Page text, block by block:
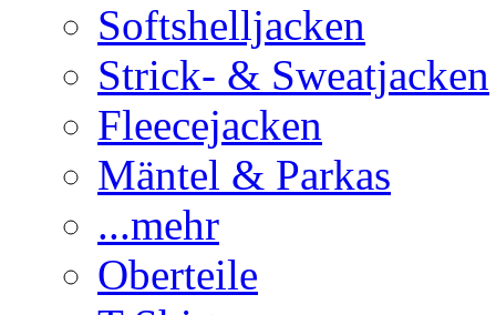
Softshelljacken
Strick- & Sweatjacken
Fleecejacken
Mäntel & Parkas
...mehr
Oberteile